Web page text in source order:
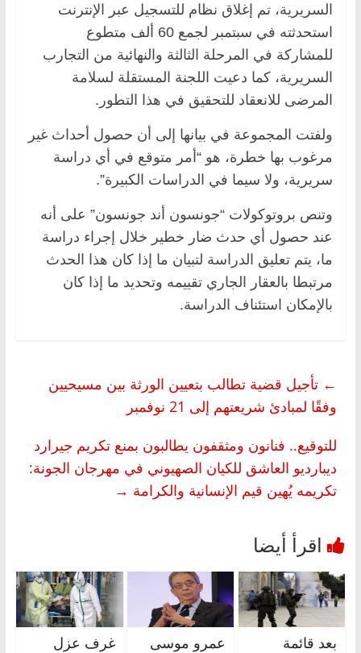
السريرية، تم إغلاق نظام للتسجيل عبر الإنترنت
استحدثته في سبتمبر لجمع 60 ألف متطوع
للمشاركة في المرحلة الثالثة والنهائية من التجارب
السريرية، كما دعيت اللجنة المستقلة لسلامة
المرضى للانعقاد للتحقيق في هذا التطور.
ولفتت المجموعة في بيانها إلى أن حصول أحداث غير
مرغوب بها خطرة، هو “أمر متوقع في أي دراسة
سريرية، ولا سيما في الدراسات الكبيرة”.
وتنص بروتوكولات “جونسون أند جونسون” على أنه
عند حصول أي حدث ضار خطير خلال إجراء دراسة
ما، يتم تعليق الدراسة لتبيان ما إذا كان هذا الحدث
مرتبطا بالعقار الجاري تقييمه وتحديد ما إذا كان
بالإمكان استئناف الدراسة.
← تأجيل قضية تطالب بتعيين الورثة بين مسيحيين
وفقًا لمبادئ شريعتهم إلى 21 نوفمبر
للتوقيع.. فنانون ومثقفون يطالبون بمنع تكريم جيرارد
ديبارديو العاشق للكيان الصهيوني في مهرجان الجونة:
تكريمه يُهين قيم الإنسانية والكرامة →
بعد قائمة
عمرو موسى
غرف عزل